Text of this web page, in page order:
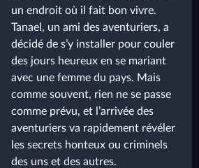
un endroit où il fait bon vivre.
Tanael, un ami des aventuriers, a
décidé de s’y installer pour couler
des jours heureux en se mariant
avec une femme du pays. Mais
comme souvent, rien ne se passe
comme prévu, et l’arrivée des
aventuriers va rapidement révéler
les secrets honteux ou criminels
des uns et des autres.